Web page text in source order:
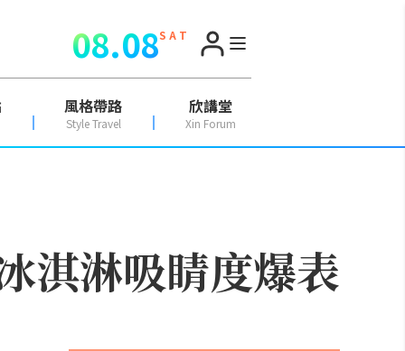
08.08S A T
風格帶路
Style Travel
欣講堂
Xin Forum
淇淋吸睛度爆表